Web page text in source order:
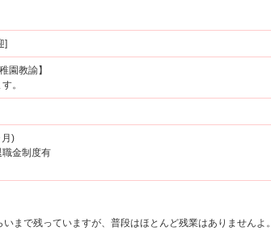
]
園教諭】
。
)
金制度有
まで残っていますが、普段はほとんど残業はありませんよ。